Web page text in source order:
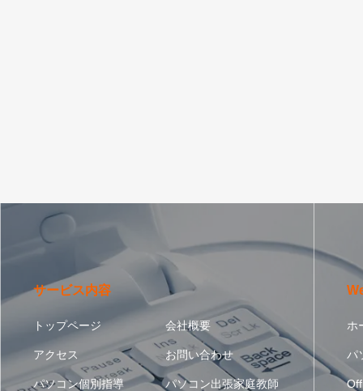
サービス内容
トップページ 会社概要
アクセス お問い合わせ
パソコン個別指導 パソコン出張家庭教師
ホ
パ